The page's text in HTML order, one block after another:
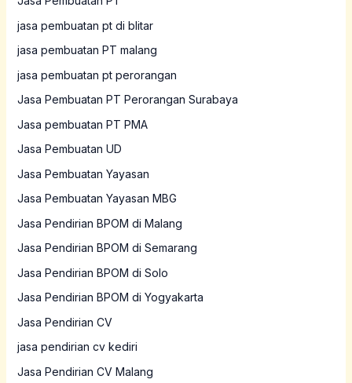
jasa pembuatan pt di blitar
jasa pembuatan PT malang
jasa pembuatan pt perorangan
Jasa Pembuatan PT Perorangan Surabaya
Jasa pembuatan PT PMA
Jasa Pembuatan UD
Jasa Pembuatan Yayasan
Jasa Pembuatan Yayasan MBG
Jasa Pendirian BPOM di Malang
Jasa Pendirian BPOM di Semarang
Jasa Pendirian BPOM di Solo
Jasa Pendirian BPOM di Yogyakarta
Jasa Pendirian CV
jasa pendirian cv kediri
Jasa Pendirian CV Malang